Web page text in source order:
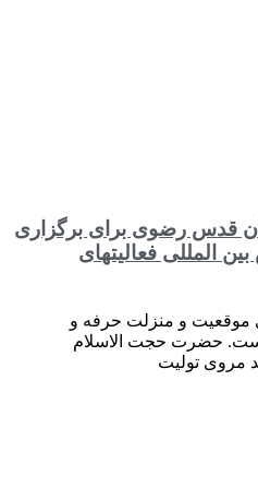
قدس رضوی برای برگزاری
المللی فعالیتهای
موقعیت و منزلت حرفه و
است. حضرت حجت الاسلام
مروی تولیت